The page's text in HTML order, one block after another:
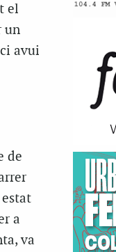
el
un
avui
de
a
va